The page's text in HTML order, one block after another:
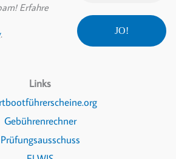
Erfahre
.
Links
Gebührenrechner
Prüfungsausschuss